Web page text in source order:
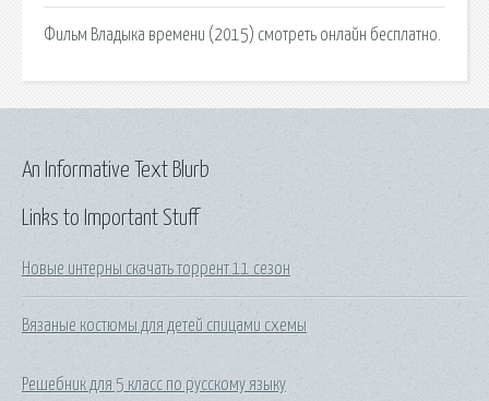
Фильм Владыка времени (2015) смотреть онлайн бесплатно.
Links to Important Stuff
Новые интерны скачать торрент 11 сезон
Вязаные костюмы для детей спицами схемы
Решебник для 5 класс по русскому языку
An Informative Text Blurb